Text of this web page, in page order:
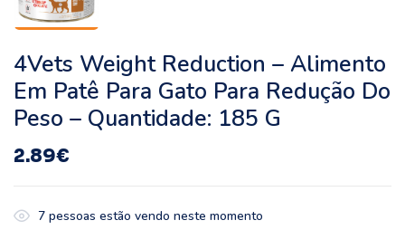
4Vets Weight Reduction – Alimento
Em Patê Para Gato Para Redução Do
Peso – Quantidade: 185 G
2.89€
7 pessoas estão vendo neste momento